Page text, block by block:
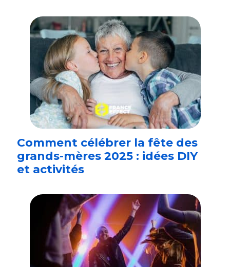
Comment célébrer la fête des
grands-mères 2025 : idées DIY
et activités